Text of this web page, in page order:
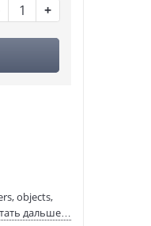
+
objects,
дальше…